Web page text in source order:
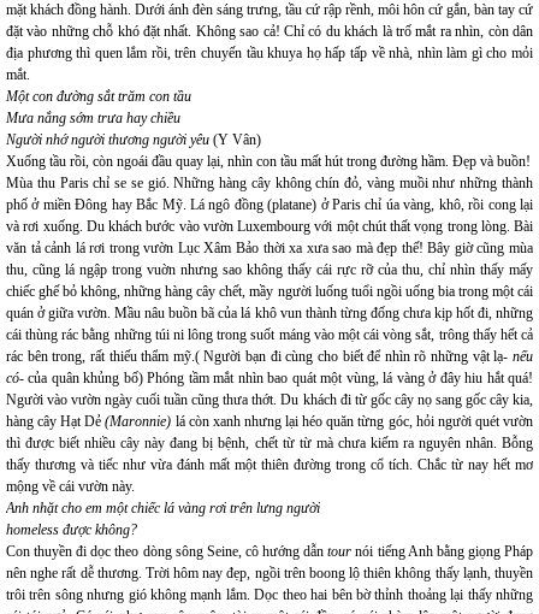
mặt khách đồng hành. Dưới ánh đèn sáng trưng, tầu cứ rập rềnh, môi hôn cứ gắn, bàn tay cứ
đặt vào những chỗ khó đặt nhất. Không sao cả! Chỉ có du khách là trố mắt ra nhìn, còn dân
địa phương thì quen lắm rồi, trên chuyến tầu khuya họ hấp tấp về nhà, nhìn làm gì cho mỏi
mắt.
Một con đường sắt trăm con tầu
Mưa nắng sớm trưa hay chiều
Người nhớ người thương người yêu (Y Vân)
Xuống tầu rồi, còn ngoái đầu quay lại, nhìn con tầu mất hút trong đường hầm. Đẹp và buồn!
Mùa thu Paris chỉ se se gió. Những hàng cây không chín đỏ, vàng muồi như những thành
phố ở miền Đông hay Bắc Mỹ. Lá ngô đồng (platane) ở Paris chỉ úa vàng, khô, rồi cong lại
và rơi xuống. Du khách bước vào vườn Luxembourg với một chút thất vọng trong lòng. Bài
văn tả cảnh lá rơi trong vườn Lục Xâm Bảo thời xa xưa sao mà đẹp thế! Bây giờ cũng mùa
thu, cũng lá ngập trong vuờn nhưng sao không thấy cái rực rỡ của thu, chỉ nhìn thấy mấy
chiếc ghế bỏ không, những hàng cây chết, mầy người luống tuổi ngồi uống bia trong một cái
quán ở giữa vườn. Mầu nâu buồn bã của lá khô vun thành từng đống chưa kịp hốt đi, những
cái thùng rác bằng những túi ni lông trong suốt máng vào một cái vòng sắt, trông thấy hết cả
rác bên trong, rất thiếu thẩm mỹ.( Người bạn đi cùng cho biết để nhìn rõ những vật lạ- nếu
có- của quân khủng bố) Phóng tầm mắt nhìn bao quát một vùng, lá vàng ở đây hiu hắt quá!
Người vào vườn ngày cuối tuần cũng thưa thớt. Du khách đi từ gốc cây nọ sang gốc cây kia,
hàng cây Hạt Dẻ (Maronnie) lá còn xanh nhưng lại héo quăn từng góc, hỏi người quét vườn
thì được biết nhiều cây này đang bị bệnh, chết từ từ mà chưa kiếm ra nguyên nhân. Bỗng
thấy thương và tiếc như vừa đánh mất một thiên đường trong cổ tích. Chắc từ nay hết mơ
mộng về cái vườn này.
Anh nhặt cho em một chiếc lá vàng rơi trên lưng người
homeless được không?
Con thuyền đi dọc theo dòng sông Seine, cô hướng dẫntournói tiếng Anh bằng giọng Pháp
nên nghe rất dễ thương. Trời hôm nay đẹp, ngồi trên boong lộ thiên không thấy lạnh, thuyền
trôi trên sông nhưng gió không mạnh lắm. Dọc theo hai bên bờ thỉnh thoảng lại thấy những